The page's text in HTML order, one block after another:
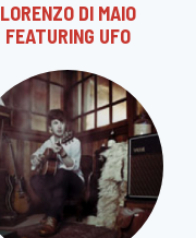
LORENZO DI MAIO
FEATURING UFO